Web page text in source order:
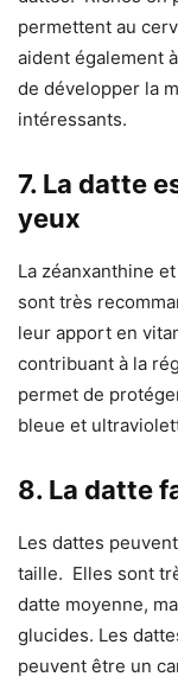
permettent au
aident également
de développer la
intéressants.
7. La datte
yeux
La zéanxanthine
sont très
leur apport en
contribuant à la
permet de
bleue et
8. La datte
Les dattes
taille. Elles sont
datte moyenne,
glucides. Les
peuvent être un